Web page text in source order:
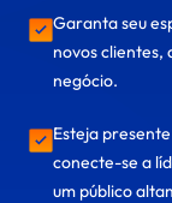
Garanta seu
novos clientes,
negócio.
Esteja
conecte-se a
um público